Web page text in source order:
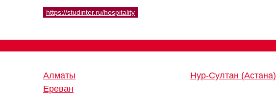
https://studinter.ru/hospitality
Алматы
Ереван
Нур-Султан (Астана)